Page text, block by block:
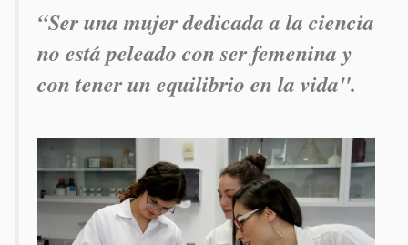
“Ser una mujer dedicada a la ciencia
no está peleado con ser femenina y
con tener un equilibrio en la vida".